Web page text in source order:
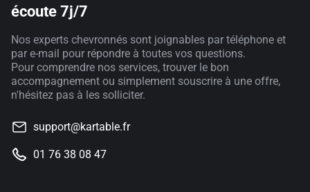
écoute 7j/7
Nos experts chevronnés sont joignables par téléphone et
par e-mail pour répondre à toutes vos questions.
Pour comprendre nos services, trouver le bon
accompagnement ou simplement souscrire à une offre,
n'hésitez pas à les solliciter.
support@kartable.fr
01 76 38 08 47